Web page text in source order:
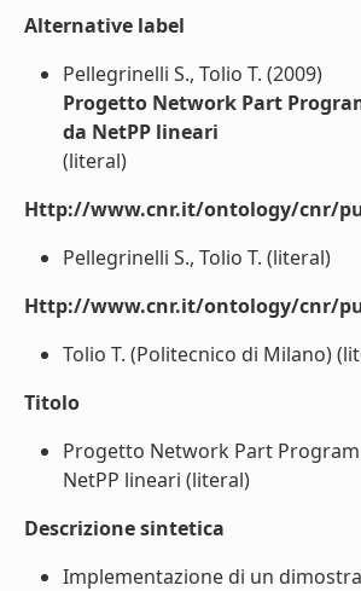
Alternative label
Pellegrinelli S., Tolio T. (2009)
Progetto Network Part
da NetPP lineari
(literal)
Http://www.cnr.it/ontology/cnr/
Pellegrinelli S., Tolio T. (literal)
Http://www.cnr.it/ontology/cnr/
Tolio T. (Politecnico di Milano)
Titolo
Progetto Network Part
NetPP lineari (literal)
Descrizione sintetica
Implementazione di un